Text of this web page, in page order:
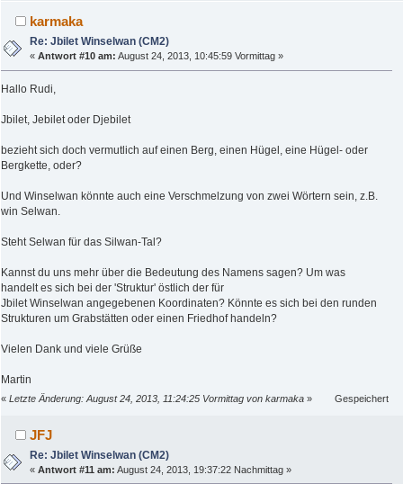
karmaka
Re: Jbilet Winselwan (CM2)
«Antwort #10 am: August 24, 2013, 10:45:59 Vormittag »
Hallo Rudi,
Jbilet, Jebilet oder Djebilet
bezieht sich doch vermutlich auf einen Berg, einen Hügel, eine Hügel- oder
Bergkette, oder?
Und Winselwan könnte auch eine Verschmelzung von zwei Wörtern sein, z.B.
win Selwan.
Steht Selwan für das Silwan-Tal?
Kannst du uns mehr über die Bedeutung des Namens sagen? Um was
handelt es sich bei der 'Struktur' östlich der für
Jbilet Winselwan angegebenen Koordinaten? Könnte es sich bei den runden
Strukturen um Grabstätten oder einen Friedhof handeln?
Vielen Dank und viele Grüße
Martin
« Letzte Änderung: August 24, 2013, 11:24:25 Vormittag von karmaka » Gespeichert
JFJ
Re: Jbilet Winselwan (CM2)
«Antwort #11 am: August 24, 2013, 19:37:22 Nachmittag »